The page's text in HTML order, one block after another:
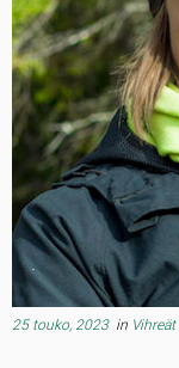
25 touko, 2023in Vihreät